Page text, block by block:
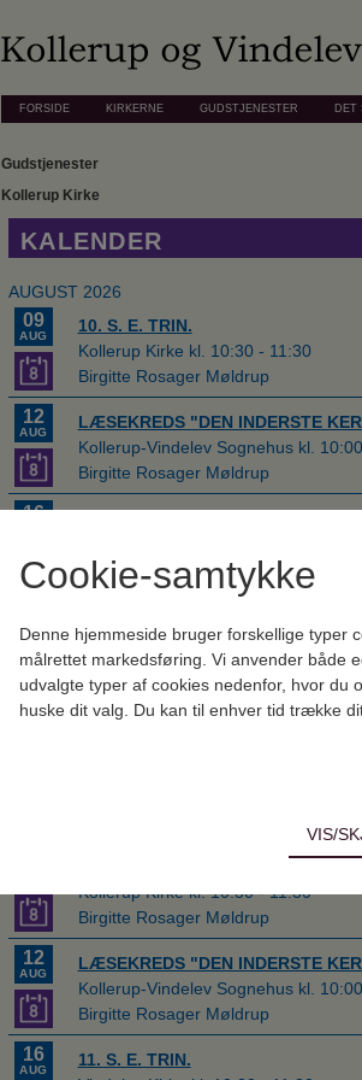
FORSIDE KIRKERNE GUDSTJENESTER DET
Gudstjenester
Kollerup Kirke
Cookie-samtykke
Denne hjemmeside bruger forskellige typer
målrettet markedsføring. Vi anvender både
udvalgte typer af cookies nedenfor, hvor
huske dit valg. Du kan til enhver tid trække
Tekniske cookies er nødvendige for
Statistik
Statistik-cookies bruges til at optimere
indsamle besøgsstatistik om antal besøg og
Markedsføring
VIS/